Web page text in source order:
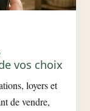
vos choix
loyers et
de vendre,